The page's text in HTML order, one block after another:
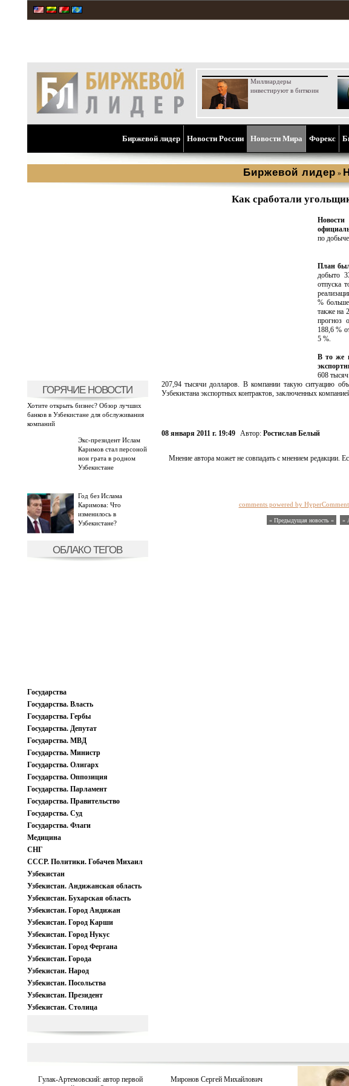
Миллиардеры
инвестируют в биткоин
Биржевой лидер Новости России Новости Мира Форекс
Биржевой лидер »
ГОРЯЧИЕ НОВОСТИ
Хотите открыть бизнес? Обзор лучших
банков в Узбекистане для обслуживания
компаний
Экс-президент Ислам
Каримов стал персоной
нон грата в родном
Узбекистане
Год без Ислама
Каримова: Что
изменилось в
Узбекистане?
ОБЛАКО ТЕГОВ
Государства
Государства. Власть
Государства. Гербы
Государства. Депутат
Государства. МВД
Государства. Министр
Государства. Олигарх
Государства. Оппозиция
Государства. Парламент
Государства. Правительство
Государства. Суд
Государства. Флаги
Медицина
СНГ
СССР. Политики. Гобачев Михаил
Узбекистан
Узбекистан. Андижанская область
Узбекистан. Бухарская область
Узбекистан. Город Андижан
Узбекистан. Город Карши
Узбекистан. Город Нукус
Узбекистан. Город Фергана
Узбекистан. Города
Узбекистан. Народ
Узбекистан. Посольства
Узбекистан. Президент
Узбекистан. Столица
Как сработали
по
План
добыто
отпуска
%
также на
прогноз
188,6 %
5 %.
В то же
608
207,94 тысячи долларов. В компании такую ситуацию
Узбекистана экспортных контрактов, заключенных
08 января 2011 г. 19:49 Автор: Ростислав Белый
Мнение автора может не совпадать с мнением редакции.
comments powered by
« Предыдущая новость « »
Гулак-Артемовский: автор первой
Миронов Сергей Михайлович